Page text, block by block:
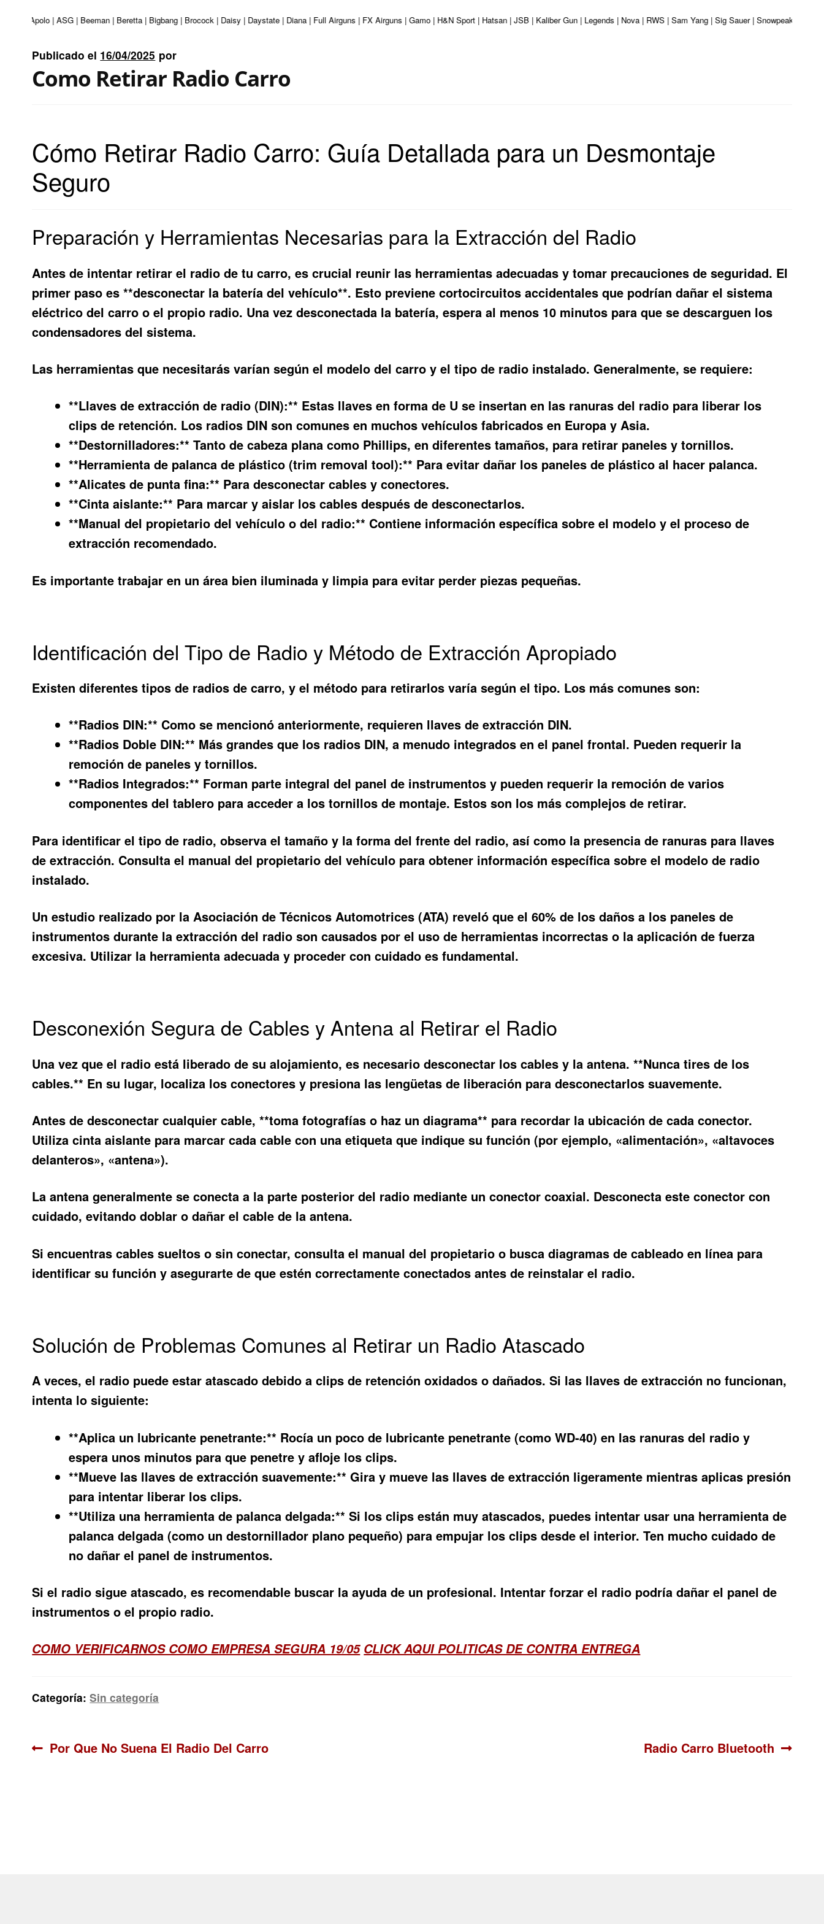
| Apolo | ASG | Beeman | Beretta | Bigbang | Brocock | Daisy | Daystate | Diana | Full Airguns | FX Airguns | Gamo | H&N Sport | Hatsan | JSB | Kaliber Gun | Legends | Nova | RWS | Sam Yang | Sig Sauer | Snowpeak |
Publicado el 16/04/2025 por
Como Retirar Radio Carro
Cómo Retirar Radio Carro: Guía Detallada para un Desmontaje
Seguro
Preparación y Herramientas Necesarias para la Extracción del Radio
Antes de intentar retirar el radio de tu carro, es crucial reunir las herramientas adecuadas y tomar precauciones de seguridad. El
primer paso es **desconectar la batería del vehículo**. Esto previene cortocircuitos accidentales que podrían dañar el sistema
eléctrico del carro o el propio radio. Una vez desconectada la batería, espera al menos 10 minutos para que se descarguen los
condensadores del sistema.
Las herramientas que necesitarás varían según el modelo del carro y el tipo de radio instalado. Generalmente, se requiere:
**Llaves de extracción de radio (DIN):** Estas llaves en forma de U se insertan en las ranuras del radio para liberar los
clips de retención. Los radios DIN son comunes en muchos vehículos fabricados en Europa y Asia.
**Destornilladores:** Tanto de cabeza plana como Phillips, en diferentes tamaños, para retirar paneles y tornillos.
**Herramienta de palanca de plástico (trim removal tool):** Para evitar dañar los paneles de plástico al hacer palanca.
**Alicates de punta fina:** Para desconectar cables y conectores.
**Cinta aislante:** Para marcar y aislar los cables después de desconectarlos.
**Manual del propietario del vehículo o del radio:** Contiene información específica sobre el modelo y el proceso de
extracción recomendado.
Es importante trabajar en un área bien iluminada y limpia para evitar perder piezas pequeñas.
Identificación del Tipo de Radio y Método de Extracción Apropiado
Existen diferentes tipos de radios de carro, y el método para retirarlos varía según el tipo. Los más comunes son:
**Radios DIN:** Como se mencionó anteriormente, requieren llaves de extracción DIN.
**Radios Doble DIN:** Más grandes que los radios DIN, a menudo integrados en el panel frontal. Pueden requerir la
remoción de paneles y tornillos.
**Radios Integrados:** Forman parte integral del panel de instrumentos y pueden requerir la remoción de varios
componentes del tablero para acceder a los tornillos de montaje. Estos son los más complejos de retirar.
Para identificar el tipo de radio, observa el tamaño y la forma del frente del radio, así como la presencia de ranuras para llaves
de extracción. Consulta el manual del propietario del vehículo para obtener información específica sobre el modelo de radio
instalado.
Un estudio realizado por la Asociación de Técnicos Automotrices (ATA) reveló que el 60% de los daños a los paneles de
instrumentos durante la extracción del radio son causados por el uso de herramientas incorrectas o la aplicación de fuerza
excesiva. Utilizar la herramienta adecuada y proceder con cuidado es fundamental.
Desconexión Segura de Cables y Antena al Retirar el Radio
Una vez que el radio está liberado de su alojamiento, es necesario desconectar los cables y la antena. **Nunca tires de los
cables.** En su lugar, localiza los conectores y presiona las lengüetas de liberación para desconectarlos suavemente.
Antes de desconectar cualquier cable, **toma fotografías o haz un diagrama** para recordar la ubicación de cada conector.
Utiliza cinta aislante para marcar cada cable con una etiqueta que indique su función (por ejemplo, «alimentación», «altavoces
delanteros», «antena»).
La antena generalmente se conecta a la parte posterior del radio mediante un conector coaxial. Desconecta este conector con
cuidado, evitando doblar o dañar el cable de la antena.
Si encuentras cables sueltos o sin conectar, consulta el manual del propietario o busca diagramas de cableado en línea para
identificar su función y asegurarte de que estén correctamente conectados antes de reinstalar el radio.
Solución de Problemas Comunes al Retirar un Radio Atascado
A veces, el radio puede estar atascado debido a clips de retención oxidados o dañados. Si las llaves de extracción no funcionan,
intenta lo siguiente:
**Aplica un lubricante penetrante:** Rocía un poco de lubricante penetrante (como WD-40) en las ranuras del radio y
espera unos minutos para que penetre y afloje los clips.
**Mueve las llaves de extracción suavemente:** Gira y mueve las llaves de extracción ligeramente mientras aplicas presión
para intentar liberar los clips.
**Utiliza una herramienta de palanca delgada:** Si los clips están muy atascados, puedes intentar usar una herramienta de
palanca delgada (como un destornillador plano pequeño) para empujar los clips desde el interior. Ten mucho cuidado de
no dañar el panel de instrumentos.
Si el radio sigue atascado, es recomendable buscar la ayuda de un profesional. Intentar forzar el radio podría dañar el panel de
instrumentos o el propio radio.
COMO VERIFICARNOS COMO EMPRESA SEGURA 19/05 CLICK AQUI POLITICAS DE CONTRA ENTREGA
Categoría:Sin categoría
Navegación
Anterior:
Por Que No Suena El Radio Del Carro Siguiente:
Radio Carro Bluetooth